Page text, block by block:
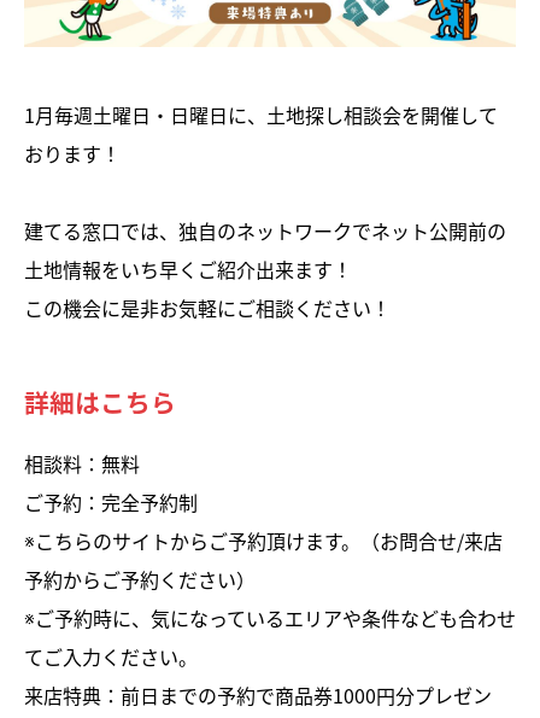
1月毎週土曜日・日曜日に、土地探し相談会を開催して
おります！
建てる窓口では、独自のネットワークでネット公開前の
土地情報をいち早くご紹介出来ます！
この機会に是非お気軽にご相談ください！
詳細はこちら
相談料：無料
ご予約：完全予約制
※こちらのサイトからご予約頂けます。（お問合せ/来店
予約からご予約ください）
※ご予約時に、気になっているエリアや条件なども合わせ
てご入力ください。
来店特典：前日までの予約で商品券1000円分プレゼン